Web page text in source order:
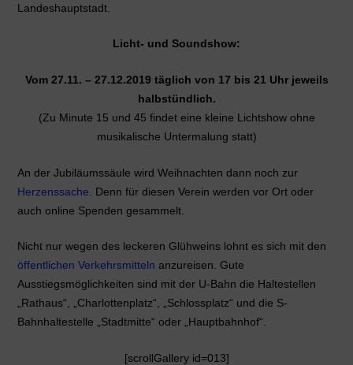
Landeshauptstadt.
Licht- und Soundshow:
Vom 27.11. – 27.12.2019 täglich von 17 bis 21 Uhr jeweils
halbstündlich.
(Zu Minute 15 und 45 findet eine kleine Lichtshow ohne
musikalische Untermalung statt)
An der Jubiläumssäule wird Weihnachten dann noch zur
Herzenssache . Denn für diesen Verein werden vor Ort oder
auch online Spenden gesammelt.
Nicht nur wegen des leckeren Glühweins lohnt es sich mit den
öffentlichen Verkehrsmitteln anzureisen. Gute
Ausstiegsmöglichkeiten sind mit der U-Bahn die Haltestellen
„Rathaus“, „Charlottenplatz“, „Schlossplatz“ und die S-
Bahnhaltestelle „Stadtmitte“ oder „Hauptbahnhof“.
[scrollGallery id=013]